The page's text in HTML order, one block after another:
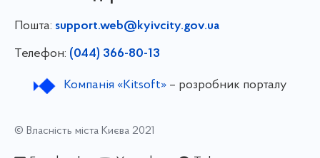
Пошта: support.web@kyivcity.gov.ua
Телефон: (044) 366-80-13
Компанія «Kitsoft»– розробник порталу
© Власність міста Києва 2021